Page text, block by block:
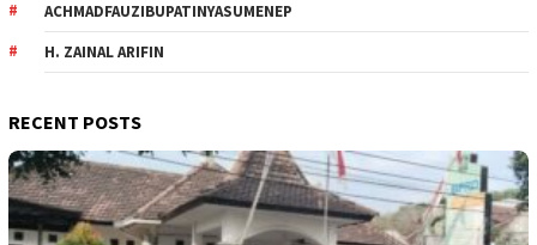
ACHMADFAUZIBUPATINYASUMENEP
H. ZAINAL ARIFIN
RECENT POSTS